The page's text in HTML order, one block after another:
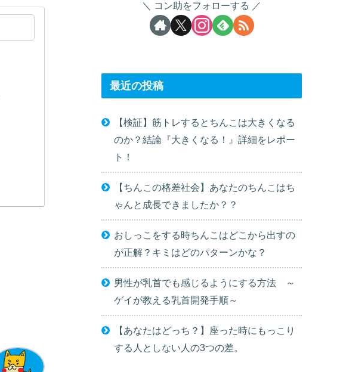
コン助をフォローする
最近の投稿
【検証】筋トレするとちんこは大きくなる
のか？結論『大きくなる！』詳細をレポー
ト！
【ちんこの格差社会】あなたのちんこはち
ゃんと成長できましたか？？
おしっこをする時ちんこはどこから出すの
が正解？キミはどのパターンかな？
男性が乳首でも感じるようにする方法 ～
ゲイが教える乳首開発手順～
【あなたはどっち？】座った時にもっこり
する人としない人の3つの差。